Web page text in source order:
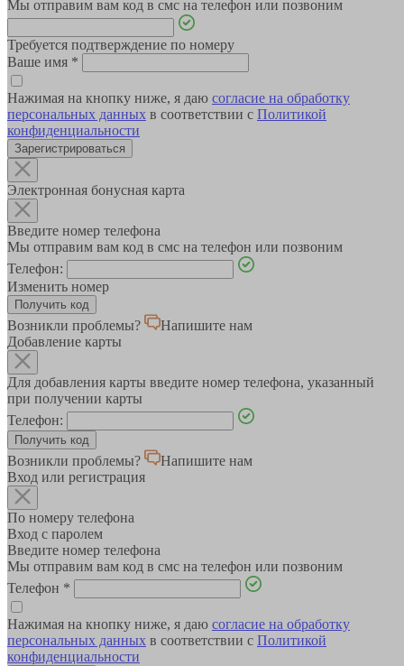
Мы отправим вам код в смс на телефон или позвоним
Требуется подтверждение по номеру
Ваше имя *
Нажимая на кнопку ниже, я даю согласие на обработку
персональных данных в соответствии с Политикой
конфиденциальности
Зарегистрироваться
Электронная бонусная карта
Введите номер телефона
Мы отправим вам код в смс на телефон или позвоним
Телефон:
Изменить номер
Возникли проблемы?
Напишите нам
Добавление карты
Для добавления карты введите номер телефона, указанный
при получении карты
Телефон:
Возникли проблемы?
Напишите нам
Вход или регистрация
По номеру телефона
Вход с паролем
Введите номер телефона
Мы отправим вам код в смс на телефон или позвоним
Телефон *
Нажимая на кнопку ниже, я даю согласие на обработку
персональных данных в соответствии с Политикой
конфиденциальности